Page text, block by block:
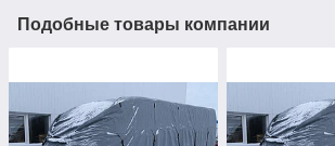
Подобные товары компании